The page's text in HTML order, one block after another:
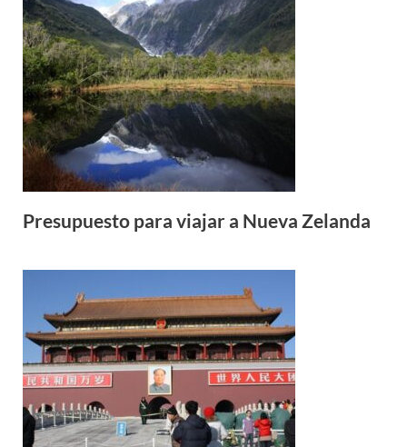
Presupuesto para viajar a Nueva Zelanda